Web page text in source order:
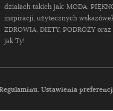
działach takich jak: MODA,
inspiracji, użytecznych
ZDROWIA, DIETY, PODRÓŻY
jak Ty!
. Ustawienia